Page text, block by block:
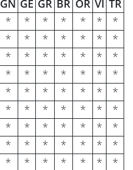
GN GE GR BR OR VI TR
* * * * * *
*
* * * * * *
*
* * * * * *
*
* * * * * *
*
* * * * * *
*
* * * * * *
*
* * * * * *
*
* * * * * *
*
* * * * * *
*